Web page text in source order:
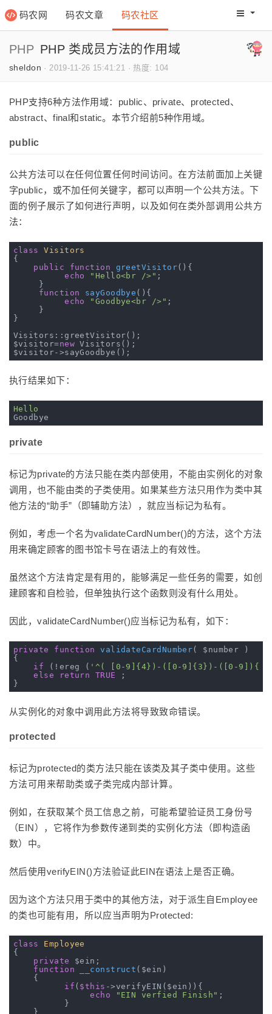
码农网 码农文章 码农社区 码农网
PHP PHP 类成员方法的作用域
sheldon ·2019-11-26 15:41:21 · 热度: 104
PHP支持6种方法作用域：public、private、protected、
abstract、final和static。本节介绍前5种作用域。
public
公共方法可以在任何位置任何时间访问。在方法前面加上关键
字public，或不加任何关键字，都可以声明一个公共方法。下
面的例子展示了如何进行声明，以及如何在类外部调用公共方
法：
class
Visitors
{
public
function greetVisitor() {
echo
"Hello<br />" ;
     }
function
sayGoodbye () {
echo
"Goodbye<br />" ;
     }
}
Visitors::greetVisitor();
$visitor=new Visitors();
执行结果如下：
Hello
private
标记为private的方法只能在类内部使用，不能由实例化的对象
调用，也不能由类的子类使用。如果某些方法只用作为类中其
他方法的“助手”（即辅助方法），就应当标记为私有。
例如，考虑一个名为validateCardNumber()的方法，这个方法
用来确定顾客的图书馆卡号在语法上的有效性。
虽然这个方法肯定是有用的，能够满足一些任务的需要，如创
建顾客和自检验，但单独执行这个函数则没有什么用处。
因此，validateCardNumber()应当标记为私有，如下：
private function validateCardNumber( $number )
{
if (!ereg ( '^( [0-9]{4})-([0-9]{3})-([0-9]){
else
return TRUE
;
从实例化的对象中调用此方法将导致致命错误。
protected
标记为protected的类方法只能在该类及其子类中使用。这些
方法可用来帮助类或子类完成内部计算。
例如，在获取某个员工信息之前，可能希望验证员工身份号
（EIN），它将作为参数传递到类的实例化方法（即构造函
数）中。
然后使用verifyEIN()方法验证此EIN在语法上是否正确。
因为这个方法只用于类中的其他方法，对于派生自Employee
的类也可能有用，所以应当声明为Protected:
class
Employee
{
private
$ein;
function
__construct ($ein)
{
if ( $this ->verifyEIN($ein)){
echo
"EIN verfied Finish" ;
          }
    }